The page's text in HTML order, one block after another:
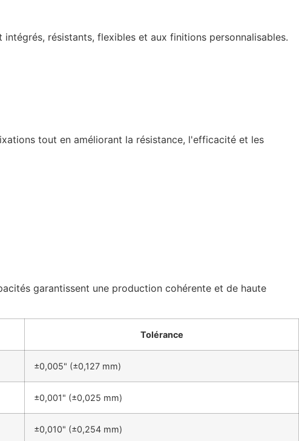
résistants, flexibles et aux finitions personnalisables.
tout en améliorant la résistance, l'efficacité et les
garantissent une production cohérente et de haute
Tolérance
±0,005" (±0,127 mm)
±0,001" (±0,025 mm)
±0,010" (±0,254 mm)